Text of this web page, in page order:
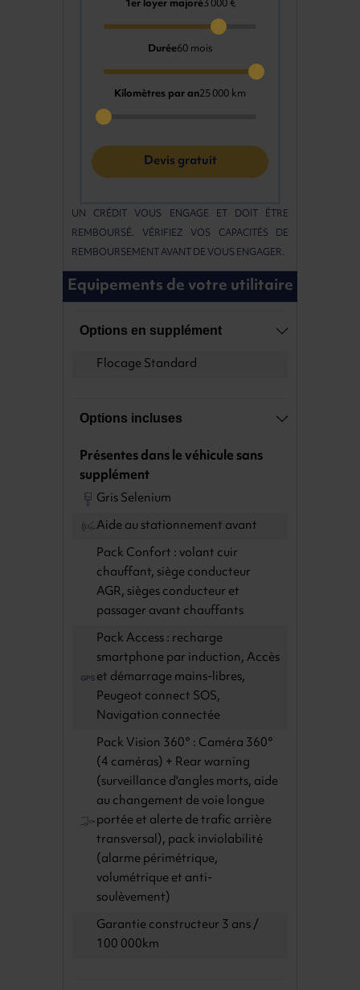
1er loyer majoré3 000 €
Durée60 mois
Kilomètres par an25 000 km
Devis gratuit
UN CRÉDIT VOUS ENGAGE ET DOIT ÊTRE
REMBOURSÉ. VÉRIFIEZ VOS CAPACITÉS DE
REMBOURSEMENT AVANT DE VOUS ENGAGER.
Equipements de votre utilitaire
Options en supplément
Flocage Standard
Options incluses
Présentes dans le véhicule sans
supplément
Gris Selenium
Aide au stationnement avant
Pack Confort : volant cuir
chauffant, siège conducteur
AGR, sièges conducteur et
passager avant chauffants
Pack Access : recharge
smartphone par induction, Accès
et démarrage mains-libres,
Peugeot connect SOS,
Navigation connectée
Pack Vision 360° : Caméra 360°
(4 caméras) + Rear warning
(surveillance d'angles morts, aide
au changement de voie longue
portée et alerte de trafic arrière
transversal), pack inviolabilité
(alarme périmétrique,
volumétrique et anti-
soulèvement)
Garantie constructeur 3 ans /
100 000km